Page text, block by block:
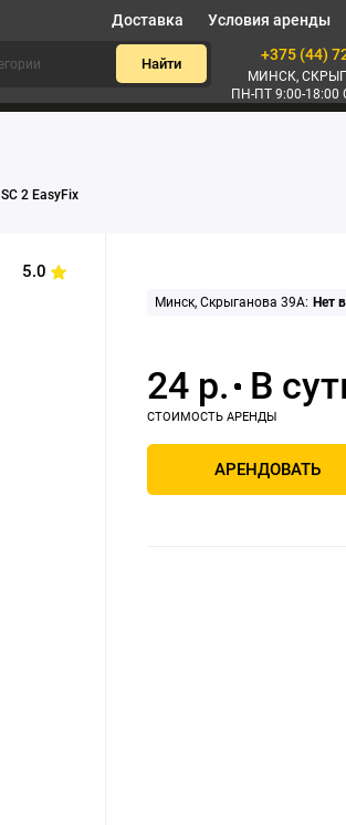
Доставка Условия аренды
Найти
+375 (44)
МИНСК,
ПН-ПТ 9:00-18:00
2 EasyFix
5.0
Минск, Скрыганова 39А: Нет
24 р.
АРЕНДОВАТЬ